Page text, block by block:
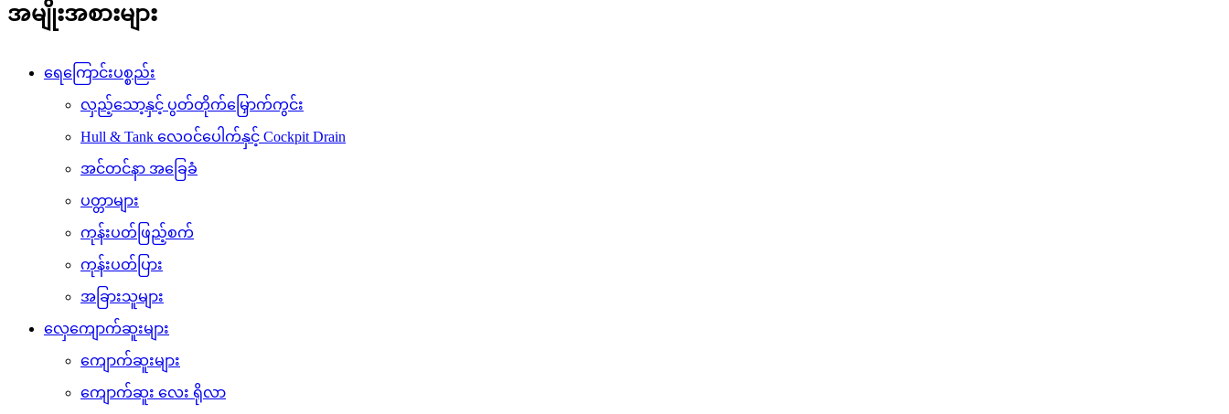
အမျိုးအစားများ
ရေကြောင်းပစ္စည်း
လှည့်သော့နှင့် ပွတ်တိုက်မြှောက်ကွင်း
Hull & Tank လေဝင်ပေါက်နှင့် Cockpit Drain
အင်တင်နာ အခြေခံ
ပတ္တာများ
ကုန်းပတ်ဖြည့်စက်
ကုန်းပတ်ပြား
အခြားသူများ
လှေကျောက်ဆူးများ
ကျောက်ဆူးများ
ကျောက်ဆူး လေး ရိုလာ